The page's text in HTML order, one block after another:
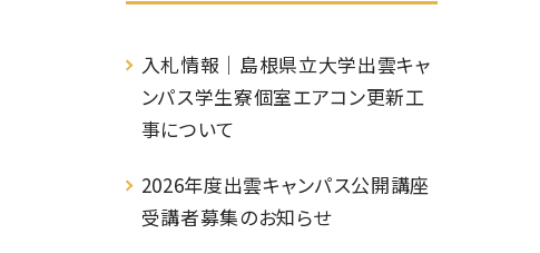
入札情報｜島根県立大学出雲キャ
ンパス学生寮個室エアコン更新工
事について
2026年度出雲キャンパス公開講座
受講者募集のお知らせ